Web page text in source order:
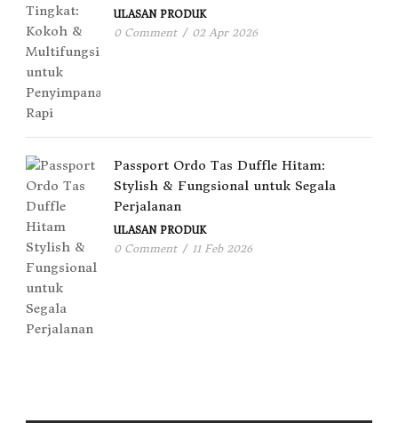
ULASAN PRODUK
0 Comment / 02 Apr 2026
Passport Ordo Tas Duffle Hitam:
Stylish & Fungsional untuk Segala
Perjalanan
ULASAN PRODUK
0 Comment / 11 Feb 2026